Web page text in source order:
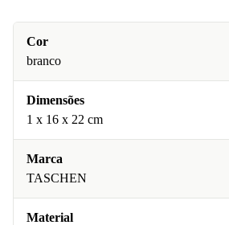
Cor
branco
Dimensões
1 x 16 x 22 cm
Marca
TASCHEN
Material